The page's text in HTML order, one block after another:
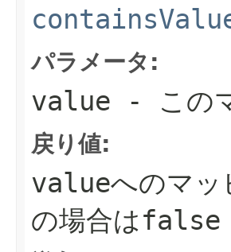
パラメータ:
value - この
戻り値:
valueへのマッ
の場合はfalse